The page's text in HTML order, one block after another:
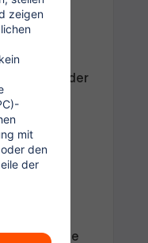
, Nacht- oder
4,00
ONE
SIXT ride